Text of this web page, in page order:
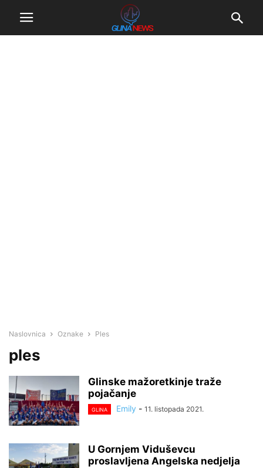
Naslovnica Oznake Ples
ples
Glinske mažoretkinje traže
pojačanje
GLINA Emily - 11. listopada 2021.
U Gornjem Viduševcu
proslavljena Angelska nedjelja